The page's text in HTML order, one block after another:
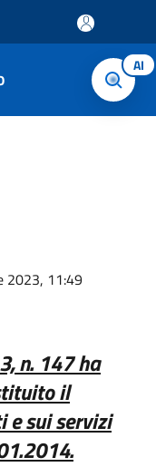
AI
2023, 11:49
n. 147 ha
il
sui servizi